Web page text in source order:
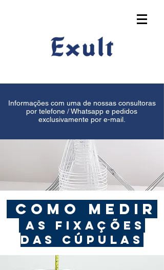
Informações com uma de nossas consultoras
por telefone / Whatsapp e pedidos
exclusivamente por e-mail.
como medir
AS FIXAÇÕES
DAS CÚPULAS